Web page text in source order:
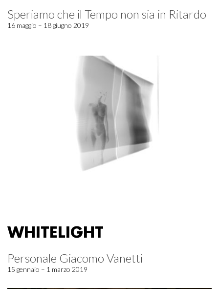
Speriamo che il Tempo non sia in Ritardo
16 maggio – 18 giugno 2019
WHITELIGHT
Personale Giacomo Vanetti
15 gennaio – 1 marzo 2019